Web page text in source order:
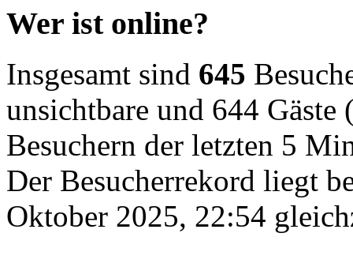
Wer ist online?
Insgesamt sind 645
unsichtbare und 644 Gäste
Besuchern der letzten 5
Der Besucherrekord liegt
Oktober 2025, 22:54